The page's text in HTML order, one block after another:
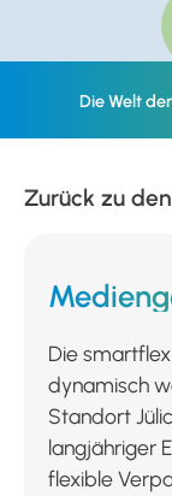
Die Welt
Zurück zu
Die
dynamisch
Standort
langjähriger
flexible